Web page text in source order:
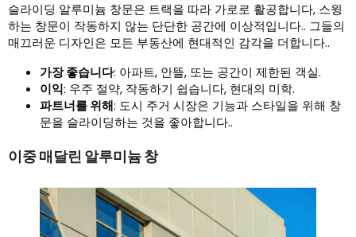
슬라이딩 알루미늄 창문은 트랙을 따라 가로로 활공합니다, 스윙
하는 창문이 작동하지 않는 단단한 공간에 이상적입니다.. 그들의
매끄러운 디자인은 모든 부동산에 현대적인 감각을 더합니다..
가장 좋습니다: 아파트, 안뜰, 또는 공간이 제한된 객실.
이익: 우주 절약, 작동하기 쉽습니다, 현대의 미학.
파트너를 위해: 도시 주거 시장은 기능과 스타일을 위해 창
문을 슬라이딩하는 것을 좋아합니다..
이중 매달린 알루미늄 창